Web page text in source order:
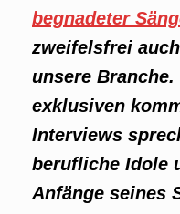
begnadeter
zweifelsfrei
unsere
exklusiven
Interviews
berufliche Idole
Anfänge seines